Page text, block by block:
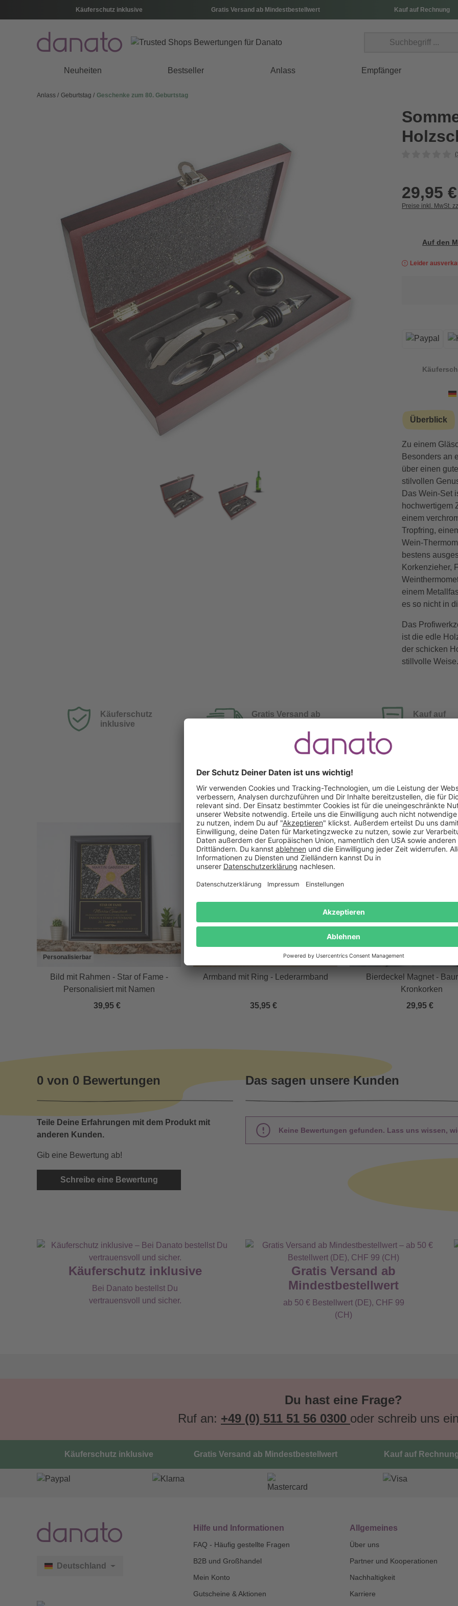
Käuferschutz inklusive Gratis Versand ab Mindestbestellwert Kauf auf Rechnung
Neuheiten Bestseller Anlass Empfänger
Anlass Geburtstag Geschenke zum 80. Geburtstag
29,95 €
Preise inkl. MwSt.
Auf den
Leider
Überblick
Zu einem
Besonders an
über einen
stilvollen
Das Wein-Set
hochwertigem
einem
Tropfring,
Wein-
bestens
Korkenzieher,
einem
es so nicht in
Das
ist die edle
der schicken
stillvolle
Käuferschutz
inklusive
Gratis Versand ab
Kauf auf
Das könnte Dir auch gefallen
Personalisierbar
Bild mit Rahmen - Star of Fame -
Personalisiert mit Namen
39,95 €
Armband mit Ring - Lederarmband
35,95 €
Bierdeckel Magnet -
Kronkorken
29,95 €
0 von 0 Bewertungen
Teile Deine Erfahrungen mit dem Produkt mit
anderen Kunden.
Gib eine Bewertung ab!
Schreibe eine Bewertung
Das sagen unsere Kunden
Keine Bewertungen gefunden. Lass uns wissen,
Käuferschutz inklusive
Bei Danato bestellst Du
vertrauensvoll und sicher.
Gratis Versand ab
Mindestbestellwert
ab 50 € Bestellwert (DE), CHF 99
(CH)
Du hast eine Frage?
Ruf an: +49 (0) 511 51 56 0300 oder schreib uns
Käuferschutz inklusive Gratis Versand ab Mindestbestellwert Kauf auf
Deutschland
Hilfe und Informationen
FAQ - Häufig gestellte Fragen
B2B und Großhandel
Mein Konto
Gutscheine & Aktionen
Allgemeines
Über uns
Partner und Kooperationen
Nachhaltigkeit
Karriere